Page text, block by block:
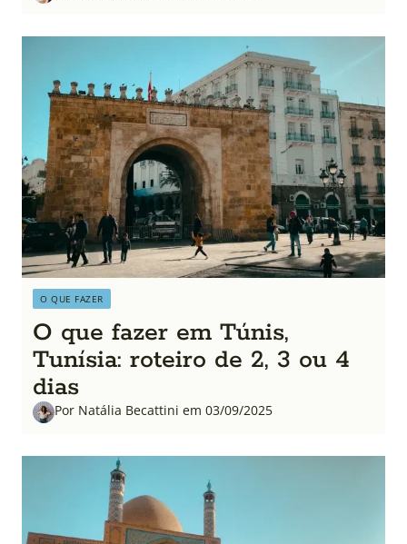
O QUE FAZER
O que fazer em Túnis,
Tunísia: roteiro de 2, 3 ou 4
dias
Por Natália Becattini em 03/09/2025